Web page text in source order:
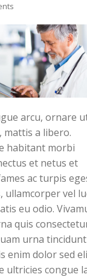
arcu, ornare
mattis a libero.
habitant morbi
et netus et
ac turpis
ullamcorper vel
eu odio.
quis
urna
enim dolor sed
ultricies congue